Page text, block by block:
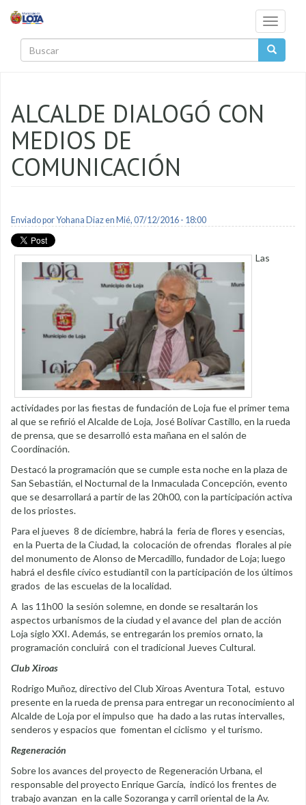
Toggle
ALCALDE DIALOGÓ CON
MEDIOS DE
COMUNICACIÓN
Enviado porYohana Diazen Mié, 07/12/2016 - 18:00
Las
actividades por las fiestas de fundación de Loja fue el primer tema
al que se refirió el Alcalde de Loja, José Bolívar Castillo, en la rueda
de prensa, que se desarrolló esta mañana en el salón de
Coordinación.
Destacó la programación que se cumple esta noche en la plaza de
San Sebastián, el Nocturnal de la Inmaculada Concepción, evento
que se desarrollará a partir de las 20h00, con la participación activa
de los priostes.
Para el jueves 8 de diciembre, habrá la feria de flores y esencias,
en la Puerta de la Ciudad, la colocación de ofrendas florales al pie
del monumento de Alonso de Mercadillo, fundador de Loja; luego
habrá el desfile cívico estudiantil con la participación de los últimos
grados de las escuelas de la localidad.
A las 11h00 la sesión solemne, en donde se resaltarán los
aspectos urbanismos de la ciudad y el avance del plan de acción
Loja siglo XXI. Además, se entregarán los premios ornato, la
programación concluirá con el tradicional Jueves Cultural.
Club Xiroas
Rodrigo Muñoz, directivo del Club Xiroas Aventura Total, estuvo
presente en la rueda de prensa para entregar un reconocimiento al
Alcalde de Loja por el impulso que ha dado a las rutas intervalles,
senderos y espacios que fomentan el ciclismo y el turismo.
Regeneración
Sobre los avances del proyecto de Regeneración Urbana, el
responsable del proyecto Enrique García, indicó los frentes de
trabajo avanzan en la calle Sozoranga y carril oriental de la Av.